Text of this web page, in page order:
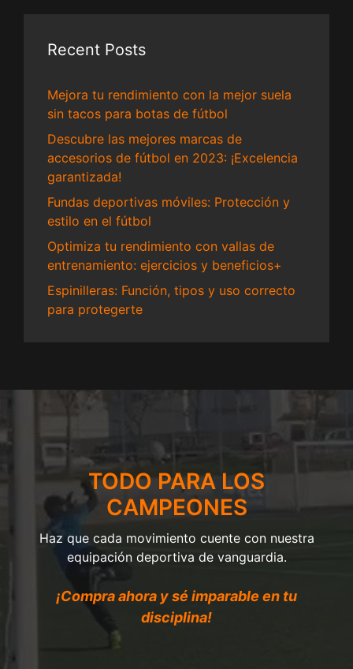
Recent Posts
Mejora tu rendimiento con la mejor suela
sin tacos para botas de fútbol
Descubre las mejores marcas de
accesorios de fútbol en 2023: ¡Excelencia
garantizada!
Fundas deportivas móviles: Protección y
estilo en el fútbol
Optimiza tu rendimiento con vallas de
entrenamiento: ejercicios y beneficios+
Espinilleras: Función, tipos y uso correcto
para protegerte
TODO PARA LOS
CAMPEONES
Haz que cada movimiento cuente con nuestra
equipación deportiva de vanguardia.
¡Compra ahora y sé imparable en tu
disciplina!